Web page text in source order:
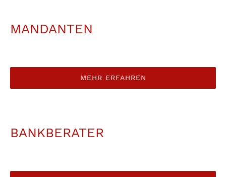
MANDANTEN
MEHR ERFAHREN
BANKBERATER